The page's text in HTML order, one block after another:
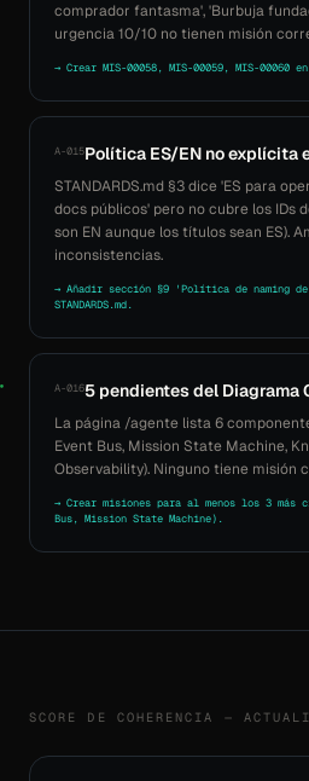
comprador fantasma', 'Burbuja
urgencia 10/10 no tienen misión
→ Crear MIS-00058, MIS-00059, MIS-00060
A-015Política ES/EN no explícita
STANDARDS.md §3 dice 'ES para
docs públicos' pero no cubre los IDs
son EN aunque los títulos sean ES).
inconsistencias.
→ Añadir sección §9 'Política de naming
STANDARDS.md.
A-0165 pendientes del Diagrama
La página /agente lista 6
Event Bus, Mission State Machine,
Observability). Ninguno tiene misión
→ Crear misiones para al menos los 3
Bus, Mission State Machine).
SCORE DE COHERENCIA —